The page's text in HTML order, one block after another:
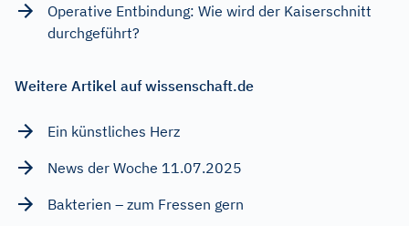
Operative Entbindung: Wie wird der Kaiserschnitt
durchgeführt?
Weitere Artikel auf wissenschaft.de
Ein künstliches Herz
News der Woche 11.07.2025
Bakterien – zum Fressen gern